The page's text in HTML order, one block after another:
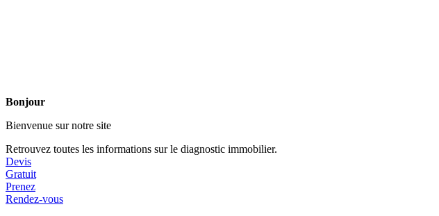
Bonjour
Bienvenue sur notre site
Retrouvez toutes les informations sur le diagnostic immobilier.
Devis
Gratuit
Prenez
Rendez-vous